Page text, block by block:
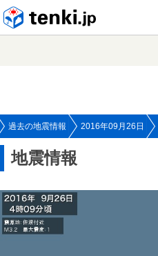
過去の地震情報 2016年09月26日
地震情報